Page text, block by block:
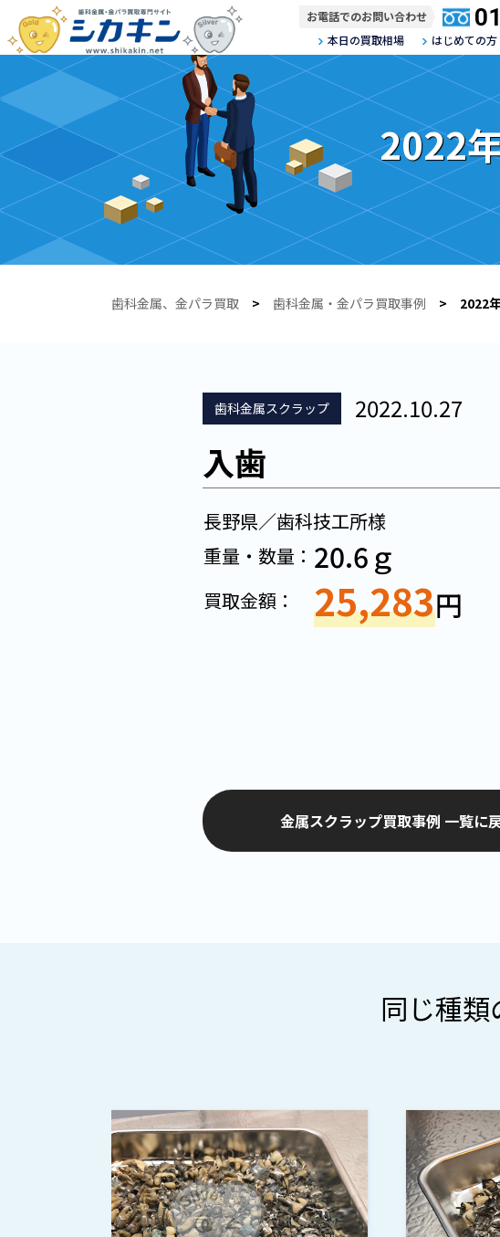
お電話でのお問い合わせ
本日の買取相場 はじめての方
2022
歯科金属、金パラ買取 > 歯科金属・金パラ買取事例 > 2022年
歯科金属スクラップ 2022.10.27
入歯
長野県／歯科技工所様
重量・数量： 20.6ｇ
買取金額： 25,283円
金属スクラップ買取事例 一覧に
同じ種